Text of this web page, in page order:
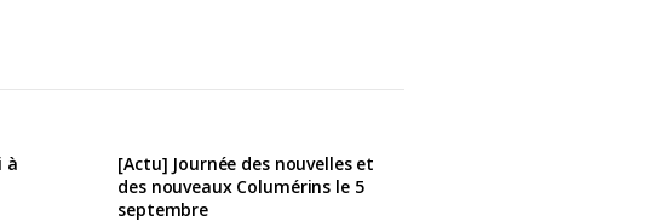
à
[Actu] Journée des nouvelles et
des nouveaux Columérins le 5
septembre